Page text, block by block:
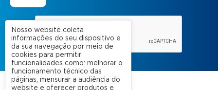
Nosso website coleta
informações do seu dispositivo e
da sua navegação por meio de
cookies para permitir
funcionalidades como: melhorar o
funcionamento técnico das
páginas, mensurar a audiência do
website e oferecer produtos e